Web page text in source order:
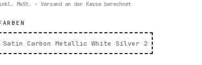
MwSt. · Versand an der Kasse berechnet
Satin Carbon Metallic White Silver 2